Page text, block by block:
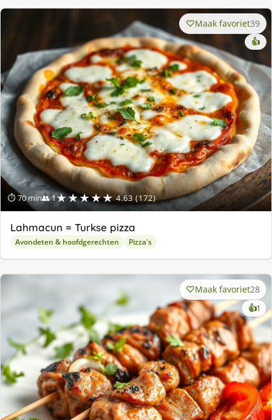
⏱ 70 min👥 1★★★★★ 4.63 (172)
Maak favoriet39
👍
Lahmacun = Turkse pizza
Avondeten & hoofdgerechten Pizza's
Maak favoriet28
👍1